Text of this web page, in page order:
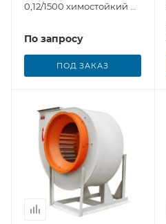
0,12/1500 химостойкий из
По запросу
ПОД ЗАКАЗ